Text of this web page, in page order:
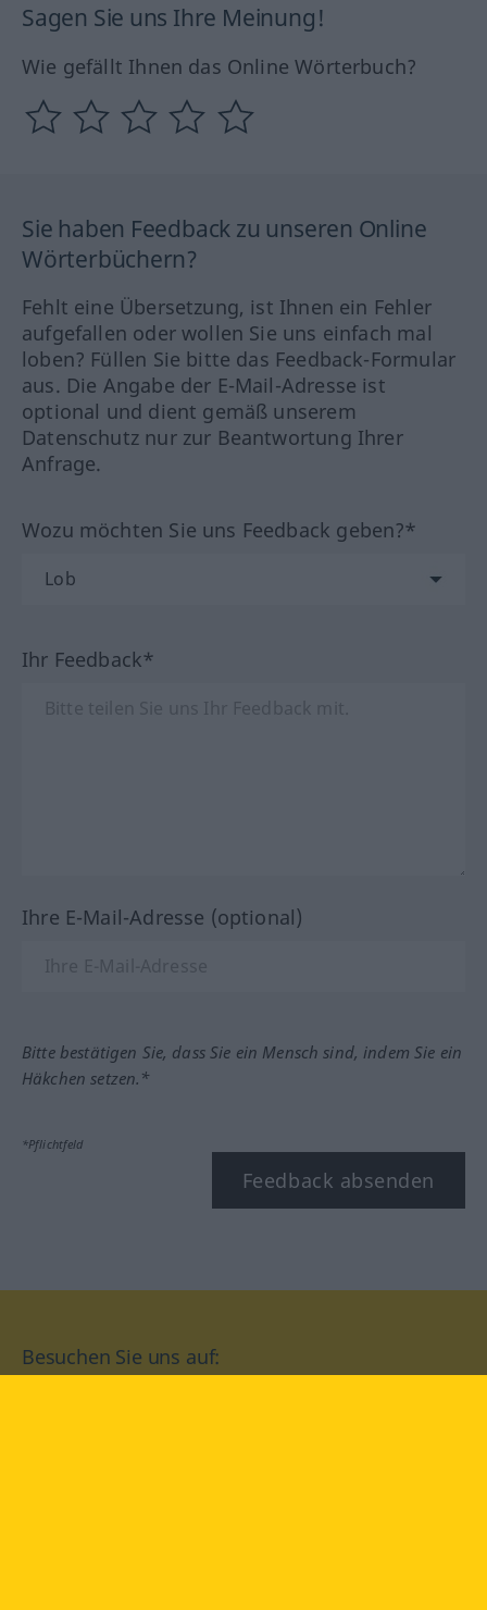
Sagen Sie uns Ihre Meinung!
Wie gefällt Ihnen das Online Wörterbuch?
Sie haben Feedback zu unseren Online
Wörterbüchern?
Fehlt eine Übersetzung, ist Ihnen ein Fehler
aufgefallen oder wollen Sie uns einfach mal
loben? Füllen Sie bitte das Feedback-Formular
aus. Die Angabe der E-Mail-Adresse ist
optional und dient gemäß unserem
Datenschutz nur zur Beantwortung Ihrer
Anfrage.
Wozu möchten Sie uns Feedback geben?*
Ihr Feedback*
Ihre E-Mail-Adresse (optional)
Bitte bestätigen Sie, dass Sie ein Mensch sind, indem Sie ein
Häkchen setzen.*
*Pflichtfeld
Feedback absenden
Besuchen Sie uns auf: